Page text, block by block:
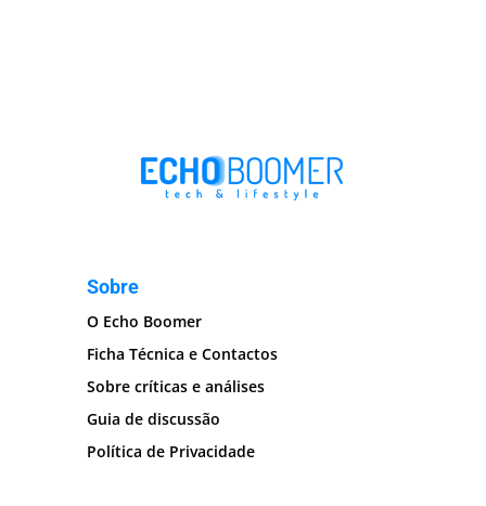
Sobre
O Echo Boomer
Ficha Técnica e Contactos
Sobre críticas e análises
Guia de discussão
Política de Privacidade